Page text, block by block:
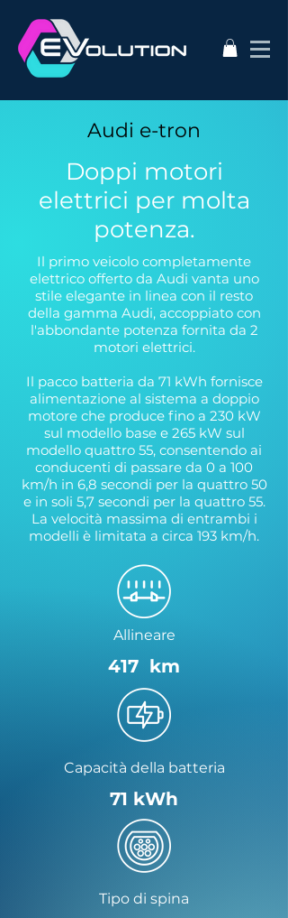
Audi e-tron
Doppi motori
elettrici per molta
potenza.
Il primo veicolo completamente
elettrico offerto da Audi vanta uno
stile elegante in linea con il resto
della gamma Audi, accoppiato con
l'abbondante potenza fornita da 2
motori elettrici.
Il pacco batteria da 71 kWh fornisce
alimentazione al sistema a doppio
motore che produce fino a 230 kW
sul modello base e 265 kW sul
modello quattro 55, consentendo ai
conducenti di passare da 0 a 100
km/h in 6,8 secondi per la quattro 50
e in soli 5,7 secondi per la quattro 55.
La velocità massima di entrambi i
modelli è limitata a circa 193 km/h.
Allineare
417 km
Capacità della batteria
71 kWh
Tipo di spina